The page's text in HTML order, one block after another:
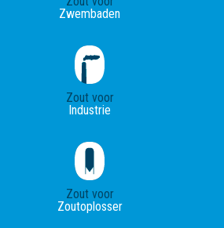
Zwembaden
Zout voor
Industrie
Zout voor
Zoutoplosser